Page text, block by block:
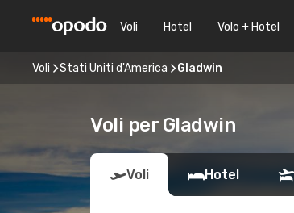
Voli Hotel Volo + Hotel
Voli Stati Uniti d'America Gladwin
Voli per Gladwin
Voli Hotel